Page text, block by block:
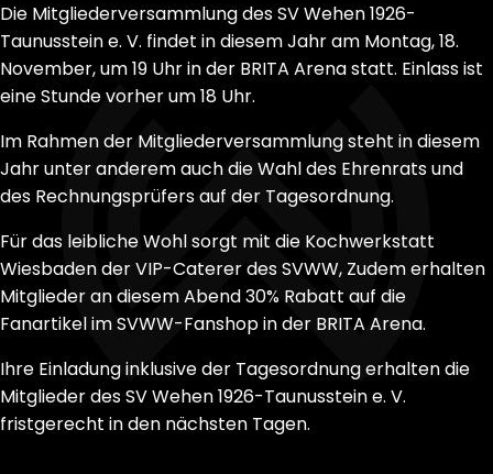
Die Mitgliederversammlung des SV Wehen 1926-
Taunusstein e. V. findet in diesem Jahr am Montag, 18.
November, um 19 Uhr in der BRITA Arena statt. Einlass ist
eine Stunde vorher um 18 Uhr.
Im Rahmen der Mitgliederversammlung steht in diesem
Jahr unter anderem auch die Wahl des Ehrenrats und
des Rechnungsprüfers auf der Tagesordnung.
Für das leibliche Wohl sorgt mit die Kochwerkstatt
Wiesbaden der VIP-Caterer des SVWW, Zudem erhalten
Mitglieder an diesem Abend 30% Rabatt auf die
Fanartikel im SVWW-Fanshop in der BRITA Arena.
Ihre Einladung inklusive der Tagesordnung erhalten die
Mitglieder des SV Wehen 1926-Taunusstein e. V.
fristgerecht in den nächsten Tagen.